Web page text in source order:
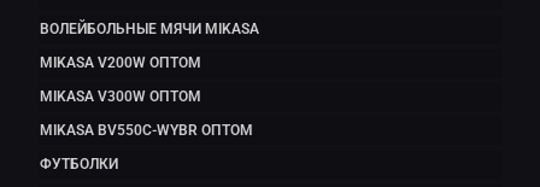
ВОЛЕЙБОЛЬНЫЕ МЯЧИ MIKASA
MIKASA V200W ОПТОМ
MIKASA V300W ОПТОМ
MIKASA BV550C-WYBR ОПТОМ
ФУТБОЛКИ